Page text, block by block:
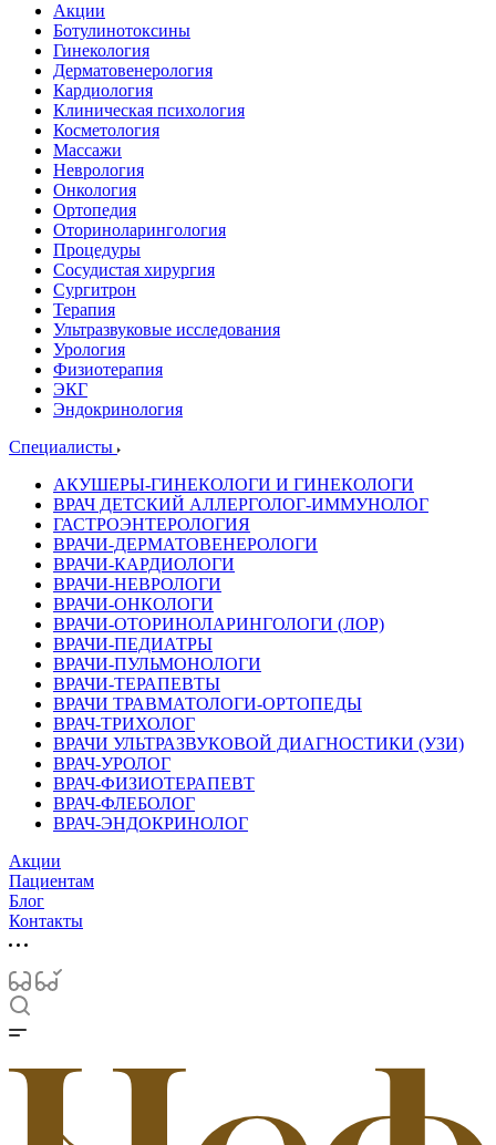
Акции
Ботулинотоксины
Гинекология
Дерматовенерология
Кардиология
Клиническая психология
Косметология
Массажи
Неврология
Онкология
Ортопедия
Оториноларингология
Процедуры
Сосудистая хирургия
Сургитрон
Терапия
Ультразвуковые исследования
Урология
Физиотерапия
ЭКГ
Эндокринология
Специалисты
АКУШЕРЫ-ГИНЕКОЛОГИ И ГИНЕКОЛОГИ
ВРАЧ ДЕТСКИЙ АЛЛЕРГОЛОГ-ИММУНОЛОГ
ГАСТРОЭНТЕРОЛОГИЯ
ВРАЧИ-ДЕРМАТОВЕНЕРОЛОГИ
ВРАЧИ-КАРДИОЛОГИ
ВРАЧИ-НЕВРОЛОГИ
ВРАЧИ-ОНКОЛОГИ
ВРАЧИ-ОТОРИНОЛАРИНГОЛОГИ (ЛОР)
ВРАЧИ-ПЕДИАТРЫ
ВРАЧИ-ПУЛЬМОНОЛОГИ
ВРАЧИ-ТЕРАПЕВТЫ
ВРАЧИ ТРАВМАТОЛОГИ-ОРТОПЕДЫ
ВРАЧ-ТРИХОЛОГ
ВРАЧИ УЛЬТРАЗВУКОВОЙ ДИАГНОСТИКИ (УЗИ)
ВРАЧ-УРОЛОГ
ВРАЧ-ФИЗИОТЕРАПЕВТ
ВРАЧ-ФЛЕБОЛОГ
ВРАЧ-ЭНДОКРИНОЛОГ
Акции
Пациентам
Блог
Контакты